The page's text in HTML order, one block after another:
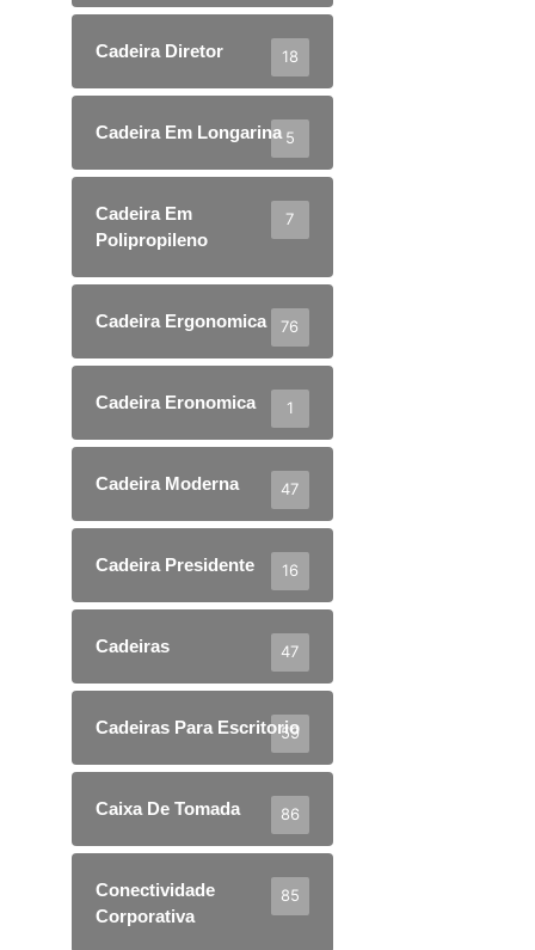
Cadeira Diretor 18
Cadeira Em Longarina 5
Cadeira Em
Polipropileno
7
Cadeira Ergonomica 76
Cadeira Eronomica 1
Cadeira Moderna 47
Cadeira Presidente 16
Cadeiras 47
Cadeiras Para Escritorio
59
Caixa De Tomada 86
Conectividade
Corporativa
85